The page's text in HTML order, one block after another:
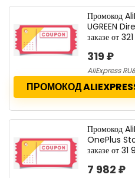
Промокод
UGREEN
заказе от
319 ₽
AliExpress
ПРОМОКОД
Промокод
OnePlus
заказе от
7 982 ₽